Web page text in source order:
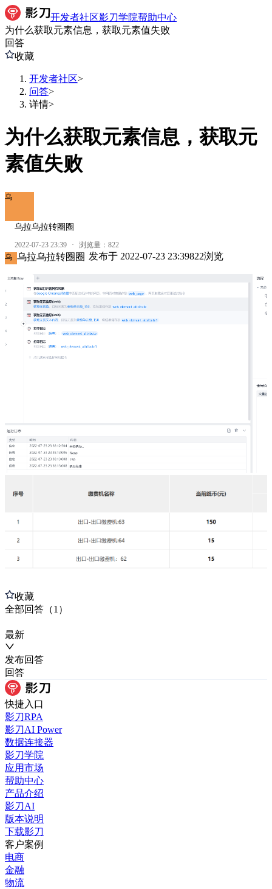
开发者社区影刀学院帮助中心
为什么获取元素信息，获取元素值失败
回答
收藏
开发者社区>
问答>
详情>
为什么获取元素信息，获取元
素值失败
乌
乌拉乌拉转圈圈
2022-07-23 23:39 · 浏览量： 822
乌 乌拉乌拉转圈圈 发布于 2022-07-23 23:39822浏览
收藏
全部回答 （1 ）
最新
发布回答
回答
快捷入口
影刀RPA
影刀AI Power
数据连接器
影刀学院
应用市场
帮助中心
产品介绍
影刀AI
版本说明
下载影刀
客户案例
电商
金融
物流